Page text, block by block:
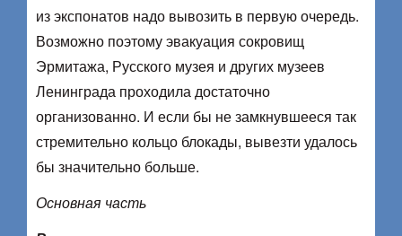
из экспонатов надо вывозить в первую очередь.
Возможно поэтому эвакуация сокровищ
Эрмитажа, Русского музея и других музеев
Ленинграда проходила достаточно
организованно. И если бы не замкнувшееся так
стремительно кольцо блокады, вывезти удалось
бы значительно больше.
Основная часть